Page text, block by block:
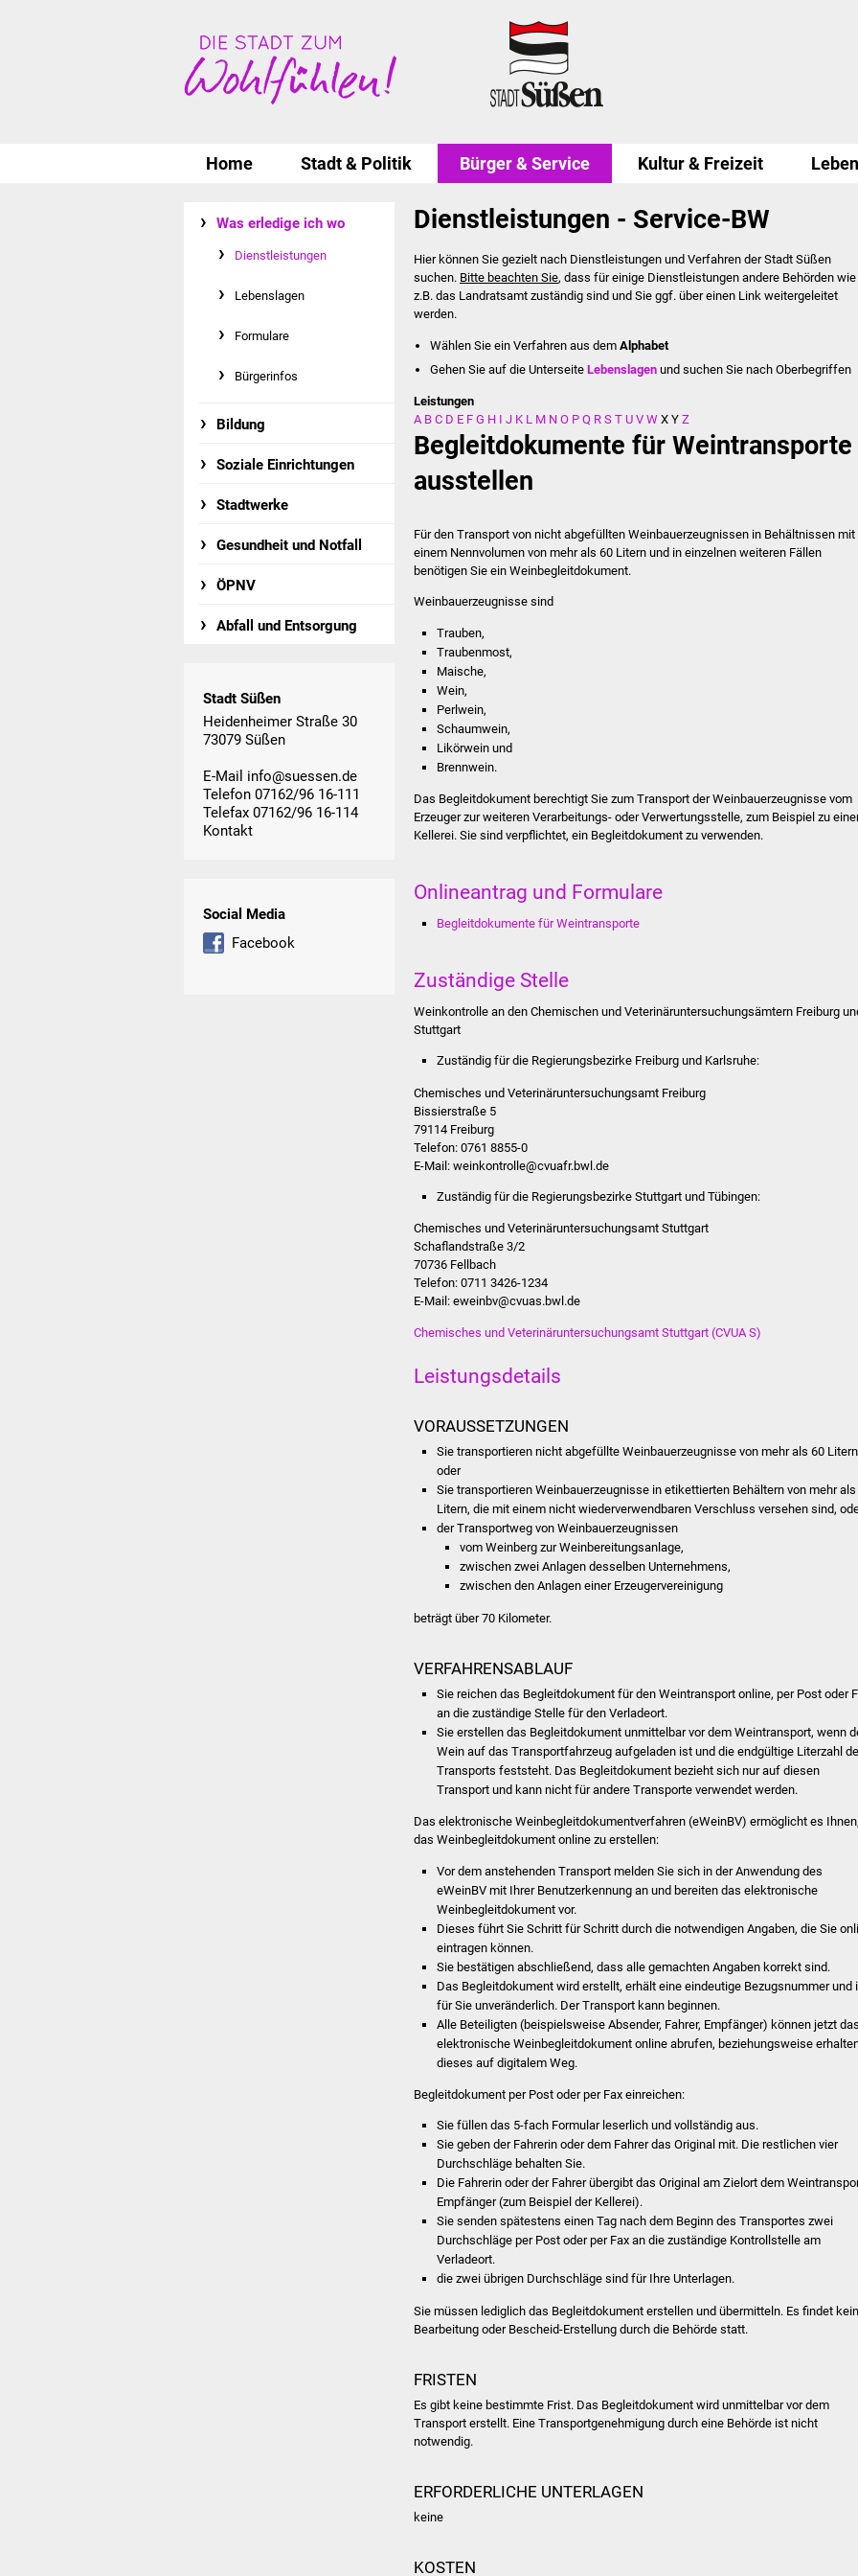
Home Stadt & Politik Bürger & Service Kultur & Freizeit
Was erledige ich wo
Dienstleistungen
Lebenslagen
Formulare
Bürgerinfos
Bildung
Soziale Einrichtungen
Stadtwerke
Gesundheit und Notfall
ÖPNV
Abfall und Entsorgung
Stadt Süßen
Heidenheimer Straße 30
73079 Süßen
E-Mail info@suessen.de
Telefon 07162/96 16-111
Telefax 07162/96 16-114
Kontakt
Social Media
Facebook
Dienstleistungen - Service-BW
Hier können Sie gezielt nach Dienstleistungen und Verfahren der Stadt Süßen
suchen. Bitte beachten Sie, dass für einige Dienstleistungen andere Behörden wie
z.B. das Landratsamt zuständig sind und Sie ggf. über einen Link weitergeleitet
werden.
Wählen Sie ein Verfahren aus dem Alphabet
Gehen Sie auf die UnterseiteLebenslagen und suchen Sie nach Oberbegriffen
Leistungen
A B C D E F G H I J K L M N O P Q R S T U V W X Y Z
Begleitdokumente für Weintransporte
ausstellen
Für den Transport von nicht abgefüllten Weinbauerzeugnissen in Behältnissen mit
einem Nennvolumen von mehr als 60 Litern und in einzelnen weiteren Fällen
benötigen Sie ein Weinbegleitdokument.
Weinbauerzeugnisse sind
Trauben,
Traubenmost,
Maische,
Wein,
Perlwein,
Schaumwein,
Likörwein und
Brennwein.
Das Begleitdokument berechtigt Sie zum Transport der Weinbauerzeugnisse vom
Erzeuger zur weiteren Verarbeitungs- oder Verwertungsstelle, zum Beispiel zu
Kellerei. Sie sind verpflichtet, ein Begleitdokument zu verwenden.
Onlineantrag und Formulare
Begleitdokumente für Weintransporte
Zuständige Stelle
Weinkontrolle an den Chemischen und Veterinäruntersuchungsämtern Freiburg
Stuttgart
Zuständig für die Regierungsbezirke Freiburg und Karlsruhe:
Chemisches und Veterinäruntersuchungsamt Freiburg
Bissierstraße 5
79114 Freiburg
Telefon: 0761 8855-0
E-Mail: weinkontrolle@cvuafr.bwl.de
Zuständig für die Regierungsbezirke Stuttgart und Tübingen:
Chemisches und Veterinäruntersuchungsamt Stuttgart
Schaflandstraße 3/2
70736 Fellbach
Telefon: 0711 3426-1234
E-Mail: eweinbv@cvuas.bwl.de
Chemisches und Veterinäruntersuchungsamt Stuttgart (CVUA S)
Leistungsdetails
VORAUSSETZUNGEN
Sie transportieren nicht abgefüllte Weinbauerzeugnisse von mehr als 60
oder
Sie transportieren Weinbauerzeugnisse in etikettierten Behältern von mehr als
Litern, die mit einem nicht wiederverwendbaren Verschluss versehen sind,
der Transportweg von Weinbauerzeugnissen
vom Weinberg zur Weinbereitungsanlage,
zwischen zwei Anlagen desselben Unternehmens,
zwischen den Anlagen einer Erzeugervereinigung
beträgt über 70 Kilometer.
VERFAHRENSABLAUF
Sie reichen das Begleitdokument für den Weintransport online, per Post oder
an die zuständige Stelle für den Verladeort.
Sie erstellen das Begleitdokument unmittelbar vor dem Weintransport, wenn
Wein auf das Transportfahrzeug aufgeladen ist und die endgültige Literzahl
Transports feststeht. Das Begleitdokument bezieht sich nur auf diesen
Transport und kann nicht für andere Transporte verwendet werden.
Das elektronische Weinbegleitdokumentverfahren (eWeinBV) ermöglicht es Ihnen,
das Weinbegleitdokument online zu erstellen:
Vor dem anstehenden Transport melden Sie sich in der Anwendung des
eWeinBV mit Ihrer Benutzerkennung an und bereiten das elektronische
Weinbegleitdokument vor.
Dieses führt Sie Schritt für Schritt durch die notwendigen Angaben, die Sie
eintragen können.
Sie bestätigen abschließend, dass alle gemachten Angaben korrekt sind.
Das Begleitdokument wird erstellt, erhält eine eindeutige Bezugsnummer und
für Sie unveränderlich. Der Transport kann beginnen.
Alle Beteiligten (beispielsweise Absender, Fahrer, Empfänger) können jetzt das
elektronische Weinbegleitdokument online abrufen, beziehungsweise
dieses auf digitalem Weg.
Begleitdokument per Post oder per Fax einreichen:
Sie füllen das 5-fach Formular leserlich und vollständig aus.
Sie geben der Fahrerin oder dem Fahrer das Original mit. Die restlichen vier
Durchschläge behalten Sie.
Die Fahrerin oder der Fahrer übergibt das Original am Zielort dem
Empfänger (zum Beispiel der Kellerei).
Sie senden spätestens einen Tag nach dem Beginn des Transportes zwei
Durchschläge per Post oder per Fax an die zuständige Kontrollstelle am
Verladeort.
die zwei übrigen Durchschläge sind für Ihre Unterlagen.
Sie müssen lediglich das Begleitdokument erstellen und übermitteln. Es findet
Bearbeitung oder Bescheid-Erstellung durch die Behörde statt.
FRISTEN
Es gibt keine bestimmte Frist. Das Begleitdokument wird unmittelbar vor dem
Transport erstellt. Eine Transportgenehmigung durch eine Behörde ist nicht
notwendig.
ERFORDERLICHE UNTERLAGEN
keine
KOSTEN